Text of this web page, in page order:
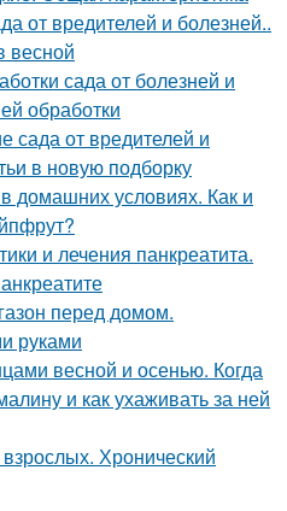
от вредителей и болезней..
весной
сада от болезней и
обработки
сада от вредителей и
в новую подборку
домашних условиях. Как и
и лечения панкреатита.
перед домом.
руками
весной и осенью. Когда
и как ухаживать за ней
Хронический